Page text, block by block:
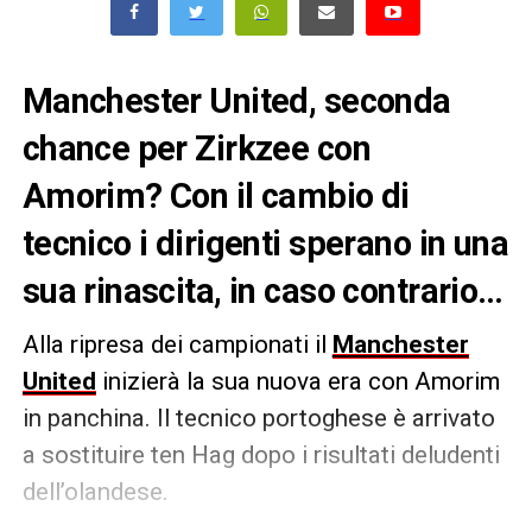
Manchester United, seconda
chance per Zirkzee con
Amorim? Con il cambio di
tecnico i dirigenti sperano in una
sua rinascita, in caso contrario…
Alla ripresa dei campionati il Manchester
United inizierà la sua nuova era con Amorim
in panchina. Il tecnico portoghese è arrivato
a sostituire ten Hag dopo i risultati deludenti
dell’olandese.